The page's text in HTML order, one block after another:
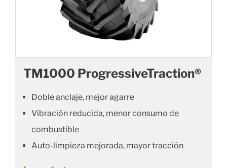
TM1000 ProgressiveTraction®
Doble anclaje, mejor agarre
Vibración reducida, menor consumo de
combustible
Auto-limpieza mejorada, mayor tracción